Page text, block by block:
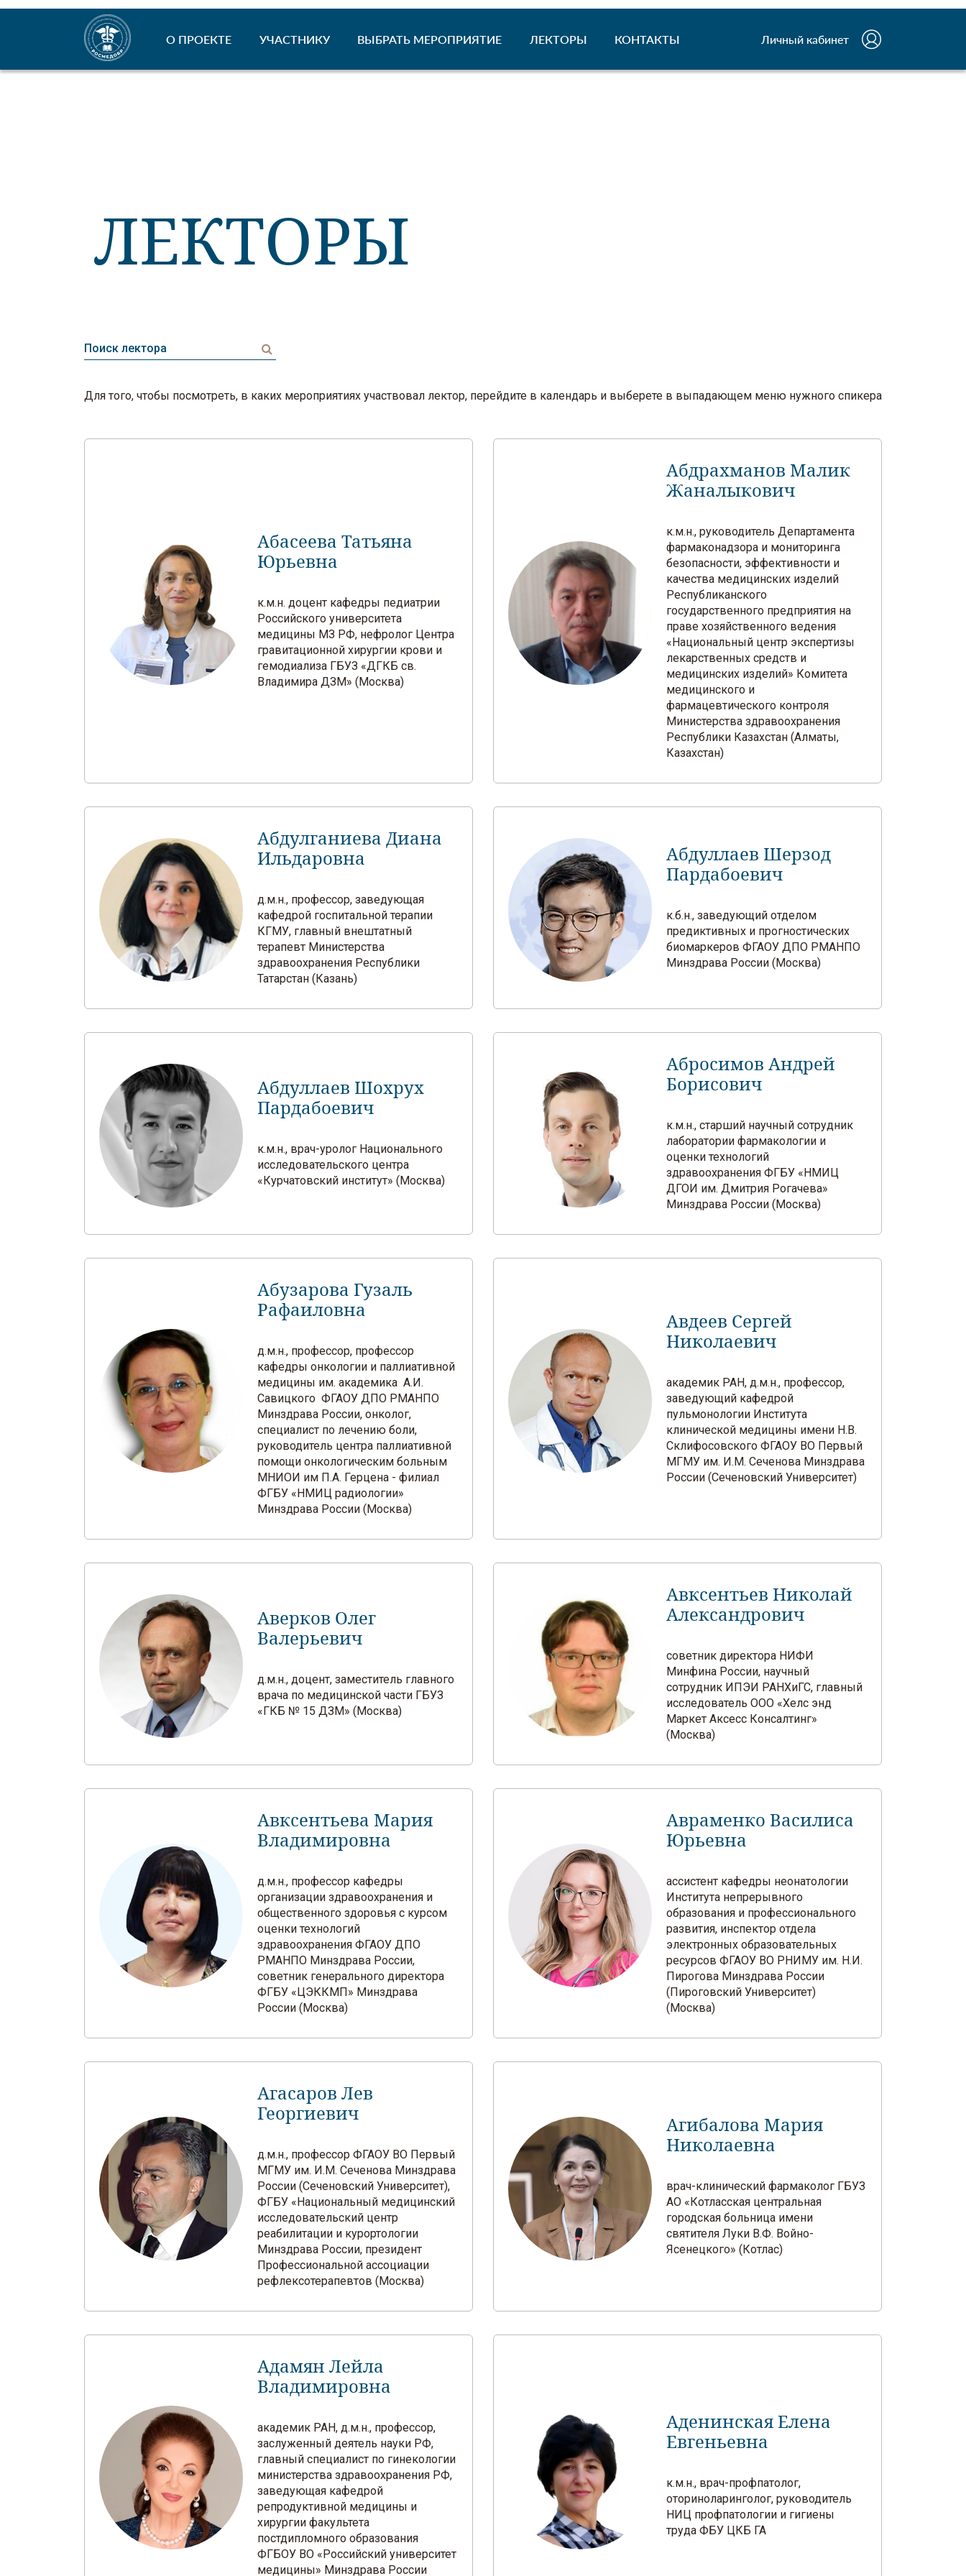
О ПРОЕКТЕ УЧАСТНИКУ ВЫБРАТЬ МЕРОПРИЯТИЕ ЛЕКТОРЫ КОНТАКТЫ Личный кабинет
ЛЕКТОРЫ
Для того, чтобы посмотреть, в каких мероприятиях участвовал лектор, перейдите в календарь и выберете в выпадающем меню нужного спикера
Абасеева Татьяна
Юрьевна
к.м.н. доцент кафедры педиатрии
Российского университета
медицины МЗ РФ, нефролог Центра
гравитационной хирургии крови и
гемодиализа ГБУЗ «ДГКБ св.
Владимира ДЗМ» (Москва)
Абдрахманов Малик
Жаналыкович
к.м.н., руководитель Департамента
фармаконадзора и мониторинга
безопасности, эффективности и
качества медицинских изделий
Республиканского
государственного предприятия на
праве хозяйственного ведения
«Национальный центр экспертизы
лекарственных средств и
медицинских изделий» Комитета
медицинского и
фармацевтического контроля
Министерства здравоохранения
Республики Казахстан (Алматы,
Казахстан)
Абдулганиева Диана
Ильдаровна
д.м.н., профессор, заведующая
кафедрой госпитальной терапии
КГМУ, главный внештатный
терапевт Министерства
здравоохранения Республики
Татарстан (Казань)
Абдуллаев Шерзод
Пардабоевич
к.б.н., заведующий отделом
предиктивных и прогностических
биомаркеров ФГАОУ ДПО РМАНПО
Минздрава России (Москва)
Абдуллаев Шохрух
Пардабоевич
к.м.н., врач-уролог Национального
исследовательского центра
«Курчатовский институт» (Москва)
Абросимов Андрей
Борисович
к.м.н., старший научный сотрудник
лаборатории фармакологии и
оценки технологий
здравоохранения ФГБУ «НМИЦ
ДГОИ им. Дмитрия Рогачева»
Минздрава России (Москва)
Абузарова Гузаль
Рафаиловна
д.м.н., профессор, профессор
кафедры онкологии и паллиативной
медицины им. академика А.И.
Савицкого ФГАОУ ДПО РМАНПО
Минздрава России, онколог,
специалист по лечению боли,
руководитель центра паллиативной
помощи онкологическим больным
МНИОИ им П.А. Герцена - филиал
ФГБУ «НМИЦ радиологии»
Минздрава России (Москва)
Авдеев Сергей
Николаевич
академик РАН, д.м.н., профессор,
заведующий кафедрой
пульмонологии Института
клинической медицины имени Н.В.
Склифосовского ФГАОУ ВО Первый
МГМУ им. И.М. Сеченова Минздрава
России (Сеченовский Университет)
Аверков Олег
Валерьевич
д.м.н., доцент, заместитель главного
врача по медицинской части ГБУЗ
«ГКБ № 15 ДЗМ» (Москва)
Авксентьев Николай
Александрович
советник директора НИФИ
Минфина России, научный
сотрудник ИПЭИ РАНХиГС, главный
исследователь ООО «Хелс энд
Маркет Аксесс Консалтинг»
(Москва)
Авксентьева Мария
Владимировна
д.м.н., профессор кафедры
организации здравоохранения и
общественного здоровья с курсом
оценки технологий
здравоохранения ФГАОУ ДПО
РМАНПО Минздрава России,
советник генерального директора
ФГБУ «ЦЭККМП» Минздрава
России (Москва)
Авраменко Василиса
Юрьевна
ассистент кафедры неонатологии
Института непрерывного
образования и профессионального
развития, инспектор отдела
электронных образовательных
ресурсов ФГАОУ ВО РНИМУ им. Н.И.
Пирогова Минздрава России
(Пироговский Университет)
(Москва)
Агасаров Лев
Георгиевич
д.м.н., профессор ФГАОУ ВО Первый
МГМУ им. И.М. Сеченова Минздрава
России (Сеченовский Университет),
ФГБУ «Национальный медицинский
исследовательский центр
реабилитации и курортологии
Минздрава России, президент
Профессиональной ассоциации
рефлексотерапевтов (Москва)
Агибалова Мария
Николаевна
врач-клинический фармаколог ГБУЗ
АО «Котласская центральная
городская больница имени
святителя Луки В.Ф. Войно-
Ясенецкого» (Котлас)
Адамян Лейла
Владимировна
академик РАН, д.м.н., профессор,
заслуженный деятель науки РФ,
главный специалист по гинекологии
министерства здравоохранения РФ,
заведующая кафедрой
репродуктивной медицины и
хирургии факультета
постдипломного образования
ФГБОУ ВО «Российский университет
медицины» Минздрава России
Аденинская Елена
Евгеньевна
к.м.н., врач-профпатолог,
оториноларинголог, руководитель
НИЦ профпатологии и гигиены
труда ФБУ ЦКБ ГА